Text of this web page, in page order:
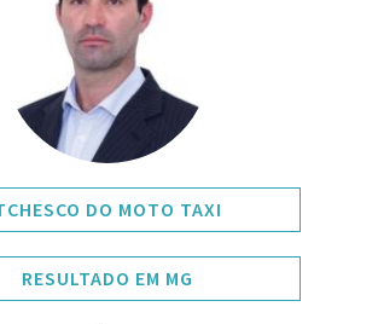
DO MOTO TAXI
RESULTADO EM MG